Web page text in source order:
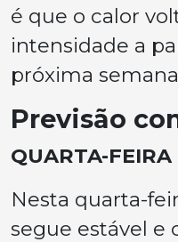
é que o calor
intensidade a
próxima
Previsão
QUARTA-FEIRA
Nesta quarta-
segue estável e